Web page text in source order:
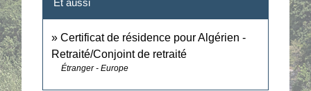
Et aussi
Certificat de résidence pour Algérien -
Retraité/Conjoint de retraité
Étranger - Europe